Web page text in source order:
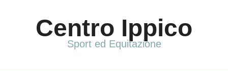
Centro Ippico
Sport ed Equitazione